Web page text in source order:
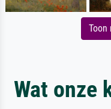
Toon
Wat onze